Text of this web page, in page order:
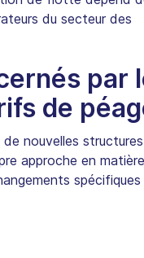
du secteur des
par
de
nouvelles structures
approche en
spécifiques